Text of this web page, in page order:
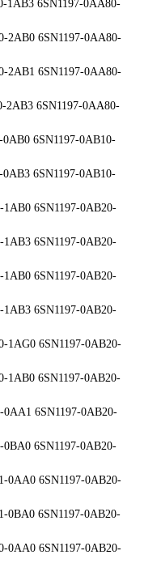
6SN1197-0AA80-
6SN1197-0AA80-
6SN1197-0AA80-
6SN1197-0AA80-
6SN1197-0AB10-
6SN1197-0AB10-
6SN1197-0AB20-
6SN1197-0AB20-
6SN1197-0AB20-
6SN1197-0AB20-
6SN1197-0AB20-
6SN1197-0AB20-
6SN1197-0AB20-
6SN1197-0AB20-
6SN1197-0AB20-
6SN1197-0AB20-
0AA0 6SN1197-0AB20-